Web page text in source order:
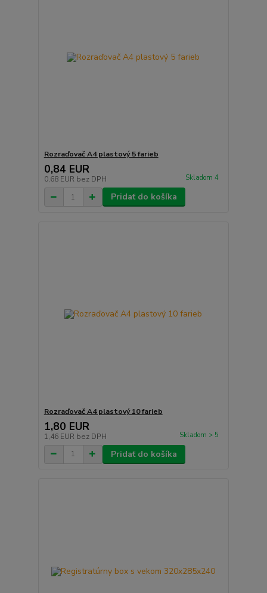
Rozraďovač A4 plastový 5 farieb
0,84 EUR
0,68 EUR bez DPH Skladom 4
Pridať do košíka
Rozraďovač A4 plastový 10 farieb
1,80 EUR
1,46 EUR bez DPH Skladom > 5
Pridať do košíka